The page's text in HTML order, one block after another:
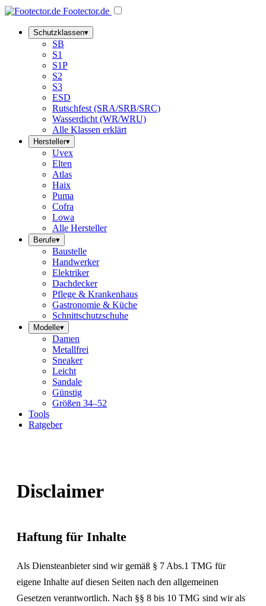
Footector.de
Schutzklassen▾
SB
S1
S1P
S2
S3
ESD
Rutschfest (SRA/SRB/SRC)
Wasserdicht (WR/WRU)
Alle Klassen erklärt
Hersteller▾
Uvex
Elten
Atlas
Haix
Puma
Cofra
Lowa
Alle Hersteller
Berufe▾
Baustelle
Handwerker
Elektriker
Dachdecker
Pflege & Krankenhaus
Gastronomie & Küche
Schnittschutzschuhe
Modelle▾
Damen
Metallfrei
Sneaker
Leicht
Sandale
Günstig
Größen 34–52
Tools
Ratgeber
Disclaimer
Haftung für Inhalte
Als Diensteanbieter sind wir gemäß § 7 Abs.1 TMG für
eigene Inhalte auf diesen Seiten nach den allgemeinen
Gesetzen verantwortlich. Nach §§ 8 bis 10 TMG sind wir als